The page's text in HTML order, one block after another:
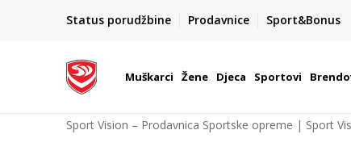
Status porudžbine Prodavnice Sport&Bonus
POZOVITE NAS NA : 055/490-400
Pon-Pet od 9h - 16h
Muškarci Žene Djeca Sportovi
Sport Vision – Prodavnica Sportske opreme | Sport